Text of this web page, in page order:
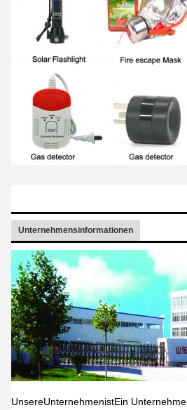
Unternehmensinformationen
UnsereUnternehmenistEin